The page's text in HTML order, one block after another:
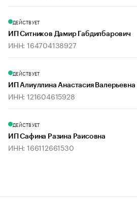
ДЕЙСТВУЕТ
ИП Ситников Дамир Габдилбарович
ИНН: 164704138927
ДЕЙСТВУЕТ
ИП Алиуллина Анастасия Валерьевна
ИНН: 121604615928
ДЕЙСТВУЕТ
ИП Сафина Разина Раисовна
ИНН: 166112661530